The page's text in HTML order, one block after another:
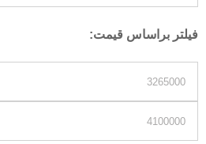
فیلتر براساس قیمت: